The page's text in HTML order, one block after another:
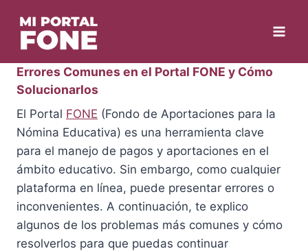
content
Errores Comunes en el Portal FONE y Cómo
Solucionarlos
El Portal FONE (Fondo de Aportaciones para la
Nómina Educativa) es una herramienta clave
para el manejo de pagos y aportaciones en el
ámbito educativo. Sin embargo, como cualquier
plataforma en línea, puede presentar errores o
inconvenientes. A continuación, te explico
algunos de los problemas más comunes y cómo
resolverlos para que puedas continuar